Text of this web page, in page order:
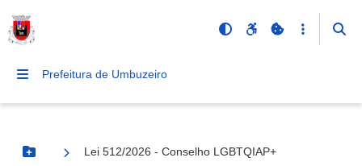
Prefeitura de Umbuzeiro
Botão Menu
Lei 512/2026 - Conselho LGBTQIAP+